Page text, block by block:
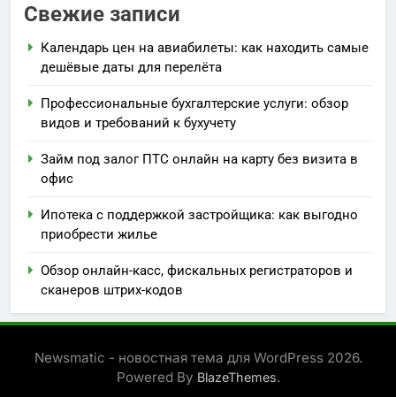
Свежие записи
Календарь цен на авиабилеты: как находить самые
дешёвые даты для перелёта
Профессиональные бухгалтерские услуги: обзор
видов и требований к бухучету
Займ под залог ПТС онлайн на карту без визита в
офис
Ипотека с поддержкой застройщика: как выгодно
приобрести жилье
Обзор онлайн-касс, фискальных регистраторов и
сканеров штрих-кодов
Newsmatic - новостная тема для WordPress 2026.
Powered By BlazeThemes.